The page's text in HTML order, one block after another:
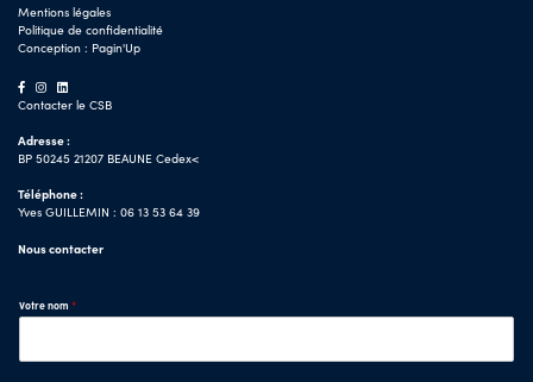
Mentions légales
Politique de confidentialité
Conception : Pagin'Up
Contacter le CSB
Adresse :
BP 50245 21207 BEAUNE Cedex<
Téléphone :
Yves GUILLEMIN : 06 13 53 64 39
Nous contacter
Votre nom *